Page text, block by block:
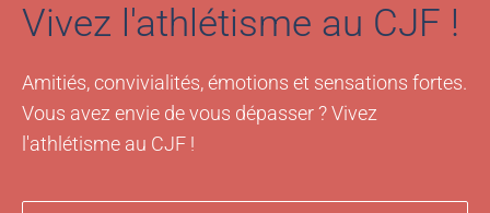
Vivez l'athlétisme au CJF !
Amitiés, convivialités, émotions et sensations fortes.
Vous avez envie de vous dépasser ? Vivez
l'athlétisme au CJF !